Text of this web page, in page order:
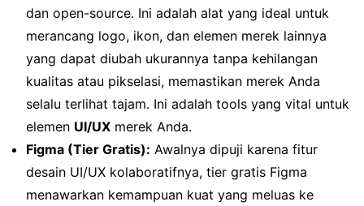
dan open-source. Ini adalah alat yang ideal untuk
merancang logo, ikon, dan elemen merek lainnya
yang dapat diubah ukurannya tanpa kehilangan
kualitas atau pikselasi, memastikan merek Anda
selalu terlihat tajam. Ini adalah tools yang vital untuk
elemen UI/UX merek Anda.
Figma (Tier Gratis): Awalnya dipuji karena fitur
desain UI/UX kolaboratifnya, tier gratis Figma
menawarkan kemampuan kuat yang meluas ke